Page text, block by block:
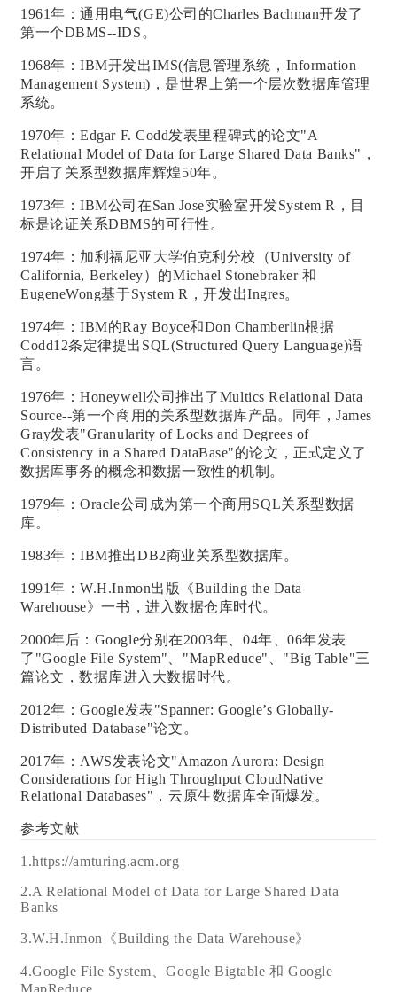
1961年：通用电气(GE)公司的Charles Bachman开发了
第一个DBMS--IDS。
1968年：IBM开发出IMS(信息管理系统，Information
Management System)，是世界上第一个层次数据库管理
系统。
1970年：Edgar F. Codd发表里程碑式的论文"A
Relational Model of Data for Large Shared Data Banks"，
开启了关系型数据库辉煌50年。
1973年：IBM公司在San Jose实验室开发System R，目
标是论证关系DBMS的可行性。
1974年：加利福尼亚大学伯克利分校（University of
California, Berkeley）的Michael Stonebraker 和
EugeneWong基于System R，开发出Ingres。
1974年：IBM的Ray Boyce和Don Chamberlin根据
Codd12条定律提出SQL(Structured Query Language)语
言。
1976年：Honeywell公司推出了Multics Relational Data
Source--第一个商用的关系型数据库产品。同年，James
Gray发表"Granularity of Locks and Degrees of
Consistency in a Shared DataBase"的论文，正式定义了
数据库事务的概念和数据一致性的机制。
1979年：Oracle公司成为第一个商用SQL关系型数据
库。
1983年：IBM推出DB2商业关系型数据库。
1991年：W.H.Inmon出版《Building the Data
Warehouse》一书，进入数据仓库时代。
2000年后：Google分别在2003年、04年、06年发表
了"Google File System"、"MapReduce"、"Big Table"三
篇论文，数据库进入大数据时代。
2012年：Google发表"Spanner: Google’s Globally-
Distributed Database"论文。
2017年：AWS发表论文"Amazon Aurora: Design
Considerations for High Throughput CloudNative
Relational Databases"，云原生数据库全面爆发。
参考文献
1.https://amturing.acm.org
2.A Relational Model of Data for Large Shared Data
Banks
3.W.H.Inmon 《Building the Data Warehouse》
4.Google File System、Google Bigtable 和 Google